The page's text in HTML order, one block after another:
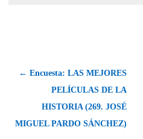
← Encuesta: LAS MEJORES
PELÍCULAS DE LA
HISTORIA (269. JOSÉ
MIGUEL PARDO SÁNCHEZ)